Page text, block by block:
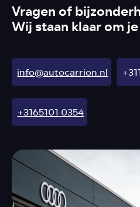
Vragen of
Wij staan klaar om
info@autocarrion.nl
+3165101 0354